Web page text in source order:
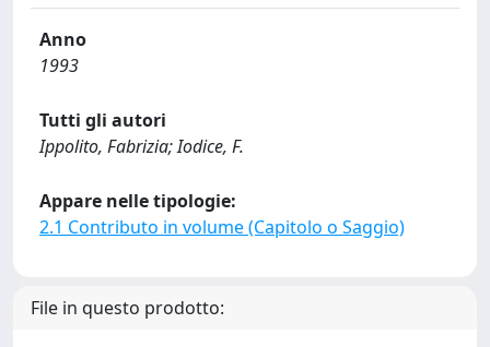
Anno
1993
Tutti gli autori
Ippolito, Fabrizia; Iodice, F.
Appare nelle tipologie:
2.1 Contributo in volume (Capitolo o Saggio)
File in questo prodotto: